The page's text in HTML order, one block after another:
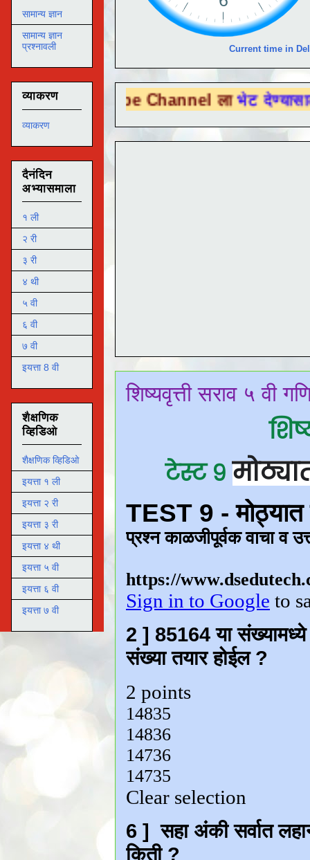
Current time in
Tube Channel लाभेट देण्यासाठी येथे क्लिक
शिष्यवृत्ती सराव ५ वी
टेस्ट ९
सामान्य ज्ञान
सामान्य ज्ञान
प्रश्नावली
व्याकरण
व्याकरण
दैनंदिन
अभ्यासमाला
१ ली
२ री
३ री
४ थी
५ वी
६ वी
७ वी
इयत्ता 8 वी
शैक्षणिक
व्हिडिओ
शैक्षणिक व्हिडिओ
इयत्ता १ ली
इयत्ता २ री
इयत्ता ३ री
इयत्ता ४ थी
इयत्ता ५ वी
इयत्ता ६ वी
इयत्ता ७ वी